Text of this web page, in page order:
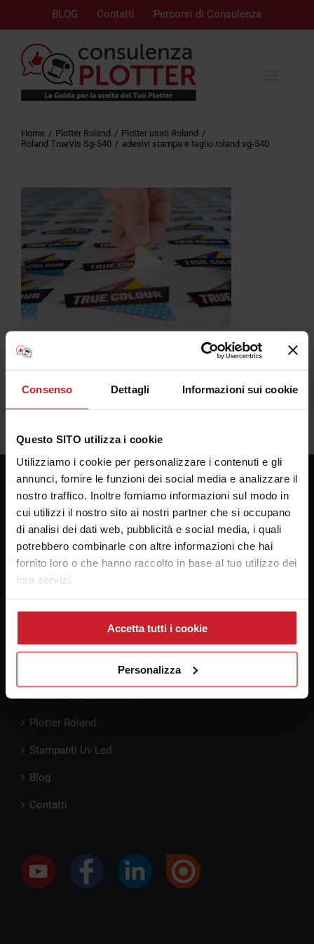
Consenso Dettagli Informazioni sui cookie
Questo SITO utilizza i cookie
Utilizziamo i cookie per personalizzare i contenuti e gli
annunci, fornire le funzioni dei social media e analizzare il
nostro traffico. Inoltre forniamo informazioni sul modo in
cui utilizzi il nostro sito ai nostri partner che si occupano
di analisi dei dati web, pubblicità e social media, i quali
potrebbero combinarle con altre informazioni che hai
fornito loro o che hanno raccolto in base al tuo utilizzo dei
loro servizi.
Accetta tutti i cookie
Personalizza
BLOG Contatti Percorsi di Consulenza
Home Plotter Roland
Plotter usati Roland
Roland TrueVis Sg-540
adesivi stampa e taglio roland sg-540
Consulenza Plotter
Presso la sede della Bosco forniture Grafiche s.a.s.
Via Principe di Paternò 174
90145 Palermo
Cellulare:3347247609
Percorsi di Consulenza
Plotter Roland
Stampanti Uv Led
Blog
Contatti